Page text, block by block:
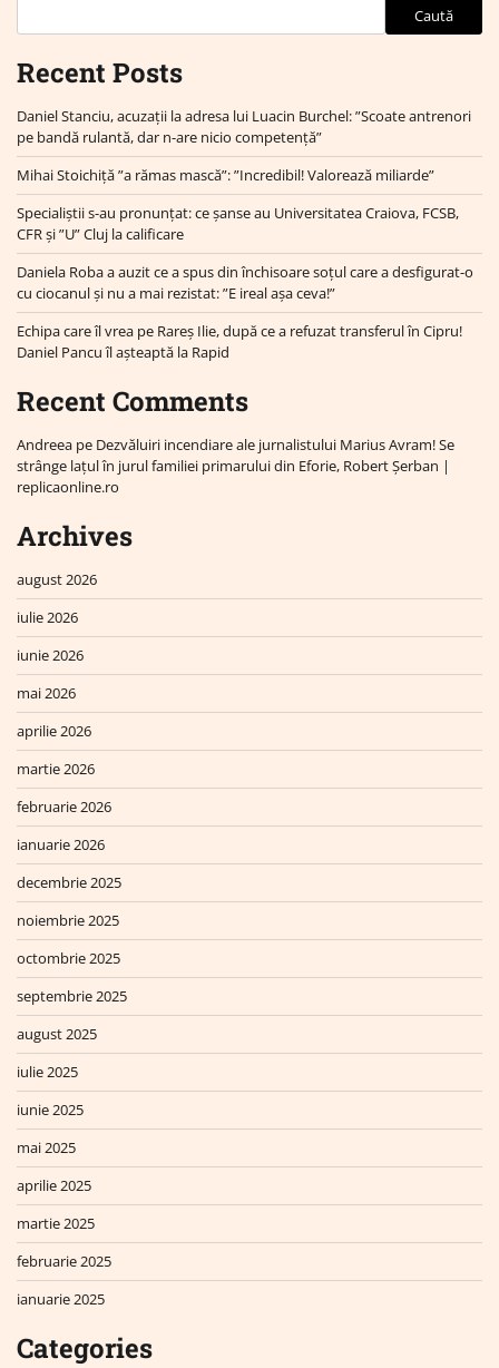
Caută
Recent Posts
Daniel Stanciu, acuzații la adresa lui Luacin Burchel: ”Scoate antrenori
pe bandă rulantă, dar n-are nicio competență”
Mihai Stoichiță ”a rămas mască”: ”Incredibil! Valorează miliarde”
Specialiștii s-au pronunțat: ce șanse au Universitatea Craiova, FCSB,
CFR și ”U” Cluj la calificare
Daniela Roba a auzit ce a spus din închisoare soțul care a desfigurat-o
cu ciocanul și nu a mai rezistat: ”E ireal așa ceva!”
Echipa care îl vrea pe Rareș Ilie, după ce a refuzat transferul în Cipru!
Daniel Pancu îl așteaptă la Rapid
Recent Comments
Andreea pe Dezvăluiri incendiare ale jurnalistului Marius Avram! Se
strânge lațul în jurul familiei primarului din Eforie, Robert Șerban |
replicaonline.ro
Archives
august 2026
iulie 2026
iunie 2026
mai 2026
aprilie 2026
martie 2026
februarie 2026
ianuarie 2026
decembrie 2025
noiembrie 2025
octombrie 2025
septembrie 2025
august 2025
iulie 2025
iunie 2025
mai 2025
aprilie 2025
martie 2025
februarie 2025
ianuarie 2025
Categories